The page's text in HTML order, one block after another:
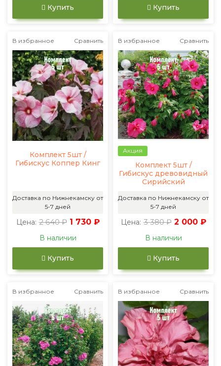
Купить Купить
В избранное Сравнить
Комплект 5шт /
Гибискус Коппер Кинг
Доставка по Нижнекамску от
5-7 дней
Цена: 2 640 ₽ 1 730 ₽
В наличии
Купить
В избранное Сравнить
Акция
Комплект 5шт /
Гибискус древовидный
Сирийский
Доставка по Нижнекамску от
5-7 дней
Цена: 3 380 ₽ 2 000 ₽
В наличии
Купить
В избранное Сравнить В избранное Сравнить